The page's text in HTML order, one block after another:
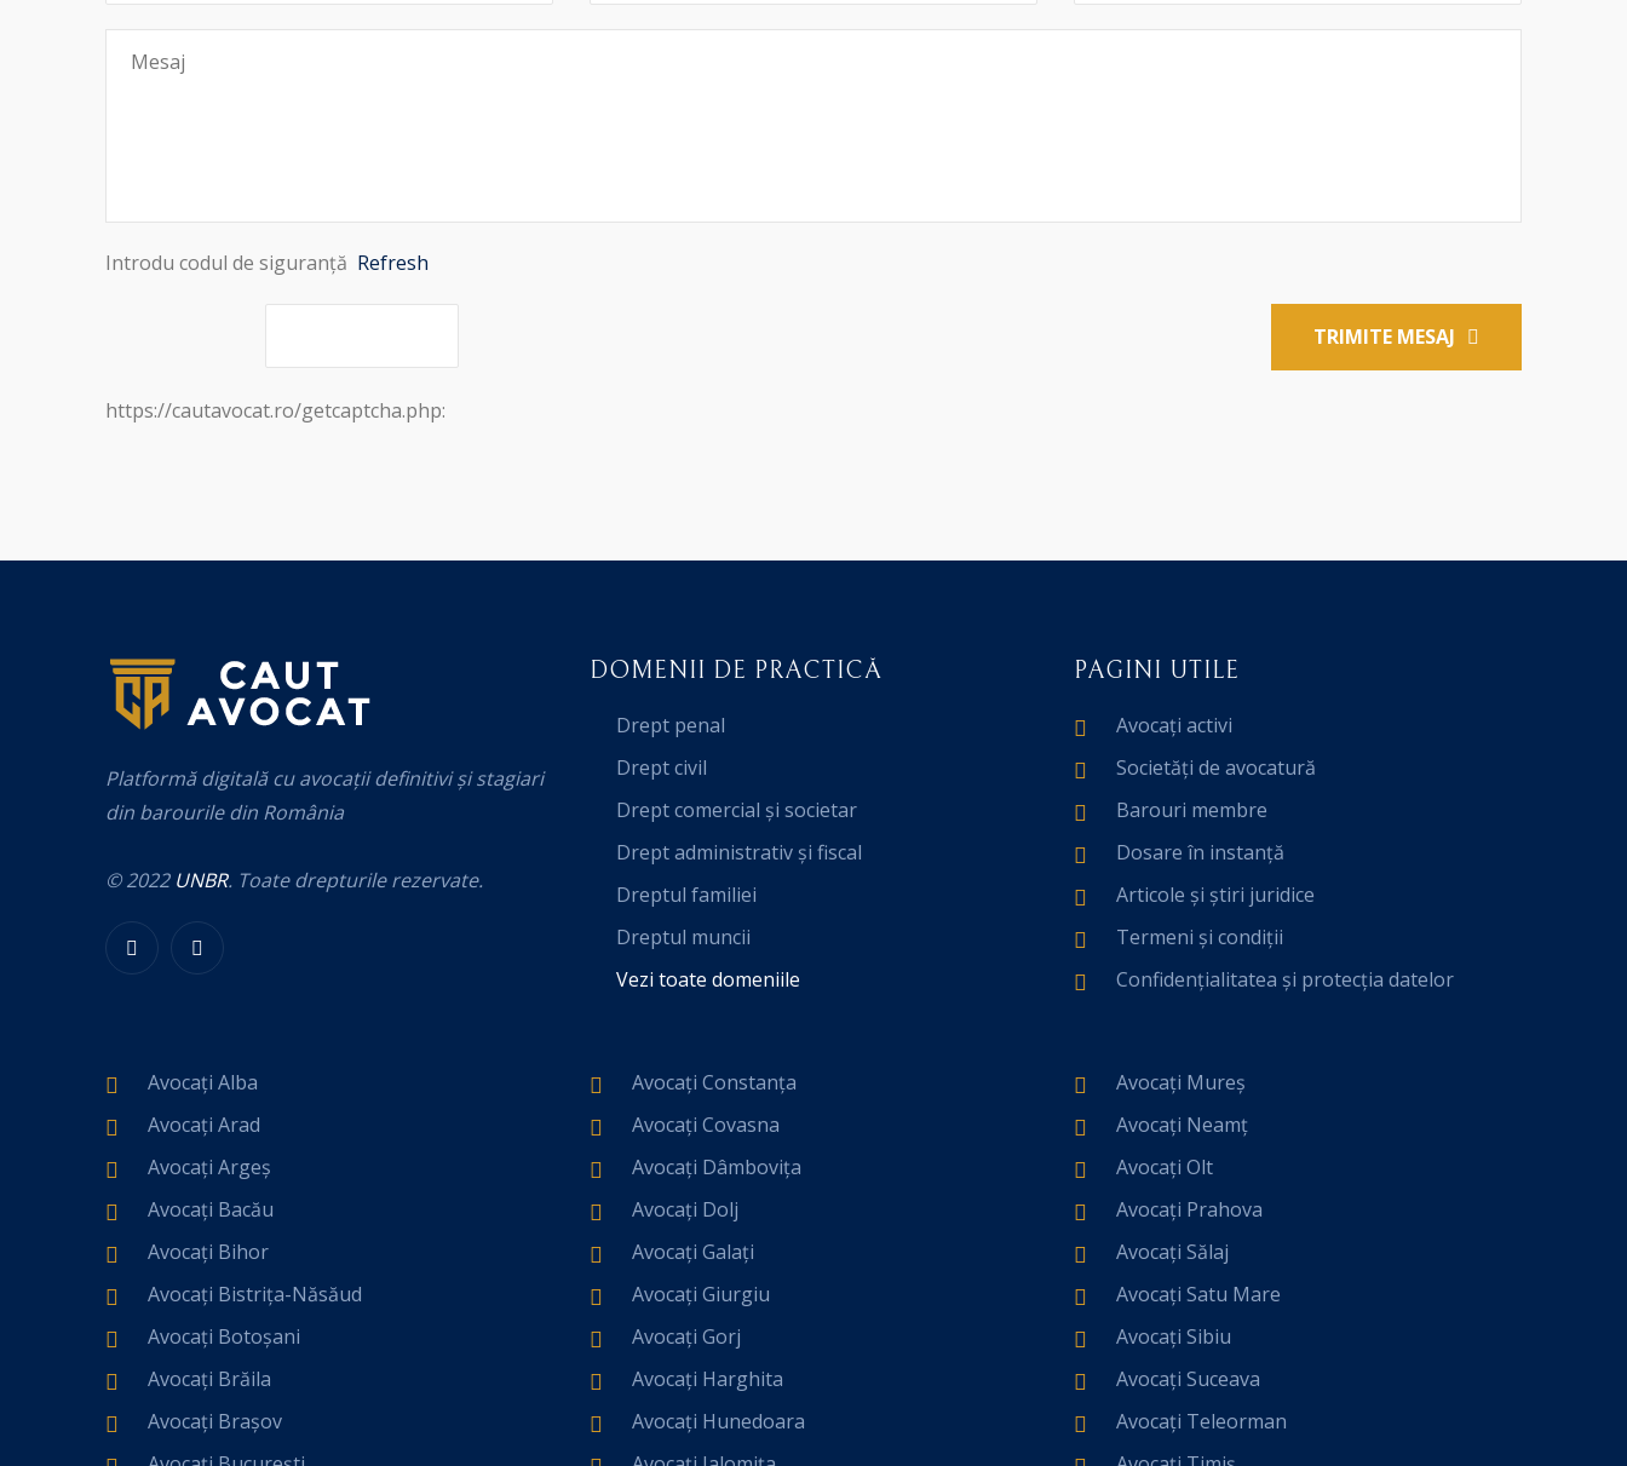
Introdu codul de siguranță Refresh
TRIMITE MESAJ
https://cautavocat.ro/getcaptcha.php:
Platformă digitală cu avocații definitivi și stagiari
din barourile din România
© 2022 UNBR. Toate drepturile rezervate.
DOMENII DE PRACTICĂ
Drept penal
Drept civil
Drept comercial și societar
Drept administrativ și fiscal
Dreptul familiei
Dreptul muncii
Vezi toate domeniile
PAGINI UTILE
Avocați activi
Societăți de avocatură
Barouri membre
Dosare în instanță
Articole și știri juridice
Termeni și condiții
Confidențialitatea și protecția datelor
Avocați Alba
Avocați Arad
Avocați Argeș
Avocați Bacău
Avocați Bihor
Avocați Bistrița-Năsăud
Avocați Botoșani
Avocați Brăila
Avocați Brașov
Avocați Constanța
Avocați Covasna
Avocați Dâmbovița
Avocați Dolj
Avocați Galați
Avocați Giurgiu
Avocați Gorj
Avocați Harghita
Avocați Hunedoara
Avocați Mureș
Avocați Neamț
Avocați Olt
Avocați Prahova
Avocați Sălaj
Avocați Satu Mare
Avocați Sibiu
Avocați Suceava
Avocați Teleorman